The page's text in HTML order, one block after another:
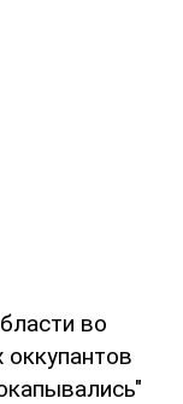
во
оккупантов